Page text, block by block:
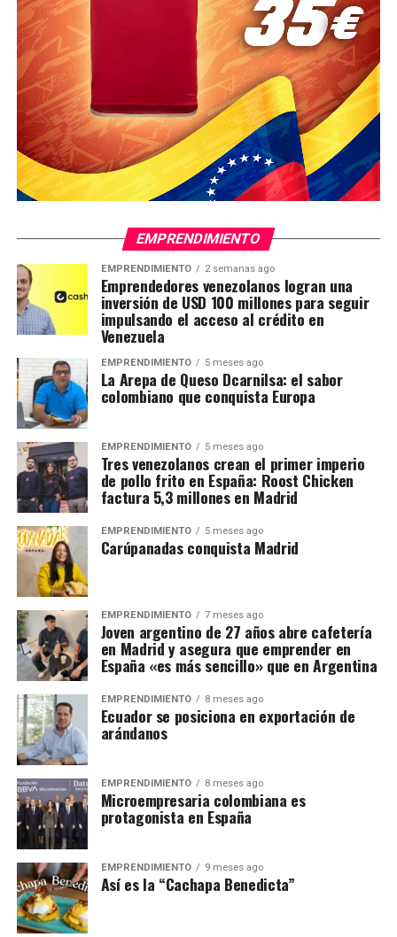
EMPRENDIMIENTO
EMPRENDIMIENTO 2 semanas ago
Emprendedores venezolanos logran una
inversión de USD 100 millones para seguir
impulsando el acceso al crédito en
Venezuela
EMPRENDIMIENTO 5 meses ago
La Arepa de Queso Dcarnilsa: el sabor
colombiano que conquista Europa
EMPRENDIMIENTO 5 meses ago
Tres venezolanos crean el primer imperio
de pollo frito en España: Roost Chicken
factura 5,3 millones en Madrid
EMPRENDIMIENTO 5 meses ago
Carúpanadas conquista Madrid
EMPRENDIMIENTO 7 meses ago
Joven argentino de 27 años abre cafetería
en Madrid y asegura que emprender en
España «es más sencillo» que en Argentina
EMPRENDIMIENTO 8 meses ago
Ecuador se posiciona en exportación de
arándanos
EMPRENDIMIENTO 8 meses ago
Microempresaria colombiana es
protagonista en España
EMPRENDIMIENTO 9 meses ago
Así es la “Cachapa Benedicta”